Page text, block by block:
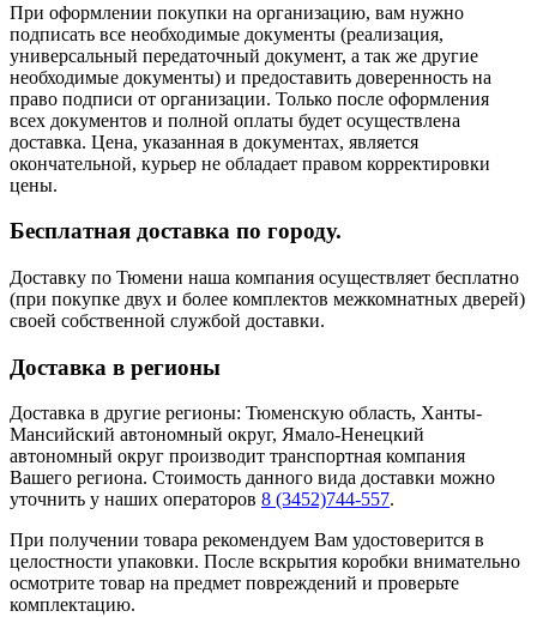
При оформлении покупки на организацию, вам нужно
подписать все необходимые документы (реализация,
универсальный передаточный документ, а так же другие
необходимые документы) и предоставить доверенность на
право подписи от организации. Только после оформления
всех документов и полной оплаты будет осуществлена
доставка. Цена, указанная в документах, является
окончательной, курьер не обладает правом корректировки
цены.
Бесплатная доставка по городу.
Доставку по Тюмени наша компания осуществляет бесплатно
(при покупке двух и более комплектов межкомнатных дверей)
своей собственной службой доставки.
Доставка в регионы
Доставка в другие регионы: Тюменскую область, Ханты-
Мансийский автономный округ, Ямало-Ненецкий
автономный округ производит транспортная компания
Вашего региона. Стоимость данного вида доставки можно
уточнить у наших операторов 8 (3452)744-557.
При получении товара рекомендуем Вам удостоверится в
целостности упаковки. После вскрытия коробки внимательно
осмотрите товар на предмет повреждений и проверьте
комплектацию.